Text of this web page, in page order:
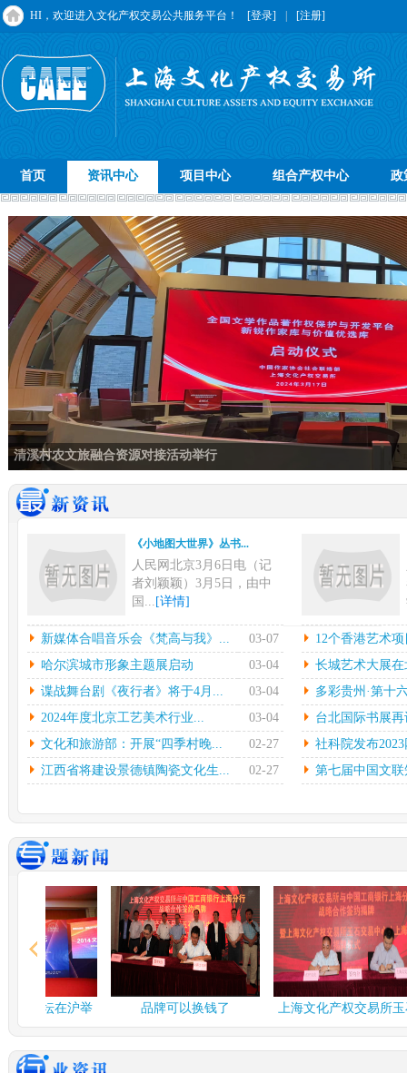
HI，欢迎进入文化产权交易公共服务平台！ [登录] [注册]
首页 资讯中心 项目中心 组合产权中心 政
清溪村农文旅融合资源对接活动举行
《小地图大世界》丛书...
人民网北京3月6日电（记
者刘颖颖）3月5日，由中
国... [详情]
新媒体合唱音乐会《梵...
中新网上海3月6日电在指
挥彼得•迪克斯特拉的率领
下...[详情]
12
本
陈
中
哈尔滨城市形象主题展...
光明日报北京2月27日电
（记者鲁元珍、张斐晔）2
7... [详情]
长
中
莹
[
由北京反掌娱乐文化有限
中
2024年度北京工艺...
中新网北京3月3日电(记者
应妮)从“冰墩墩”到“兔...
[详
情]
台
中
32
[
文化和旅游部：开展“...
人民网北京2月26日电（记
社
中
新媒体合唱音乐会《梵高与我》... 03-07
12个香港艺术
哈尔滨城市形象主题展启动
03-04
长城艺术大展
谍战舞台剧《夜行者》将于4月...
03-04
多彩贵州·第十
2024年度北京工艺美术行业...
03-04
台北国际书展
文化和旅游部：开展“四季村晚...
02-27
社科院发布
江西省将建设景德镇陶瓷文化生...
02-27 第七届中国文
坛在沪举 品牌可以换钱了
上海文化产权交易所玉石
交易中...